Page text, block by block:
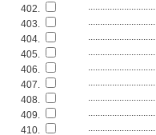
402.
............................
403.
............................
404.
............................
405.
............................
406.
............................
407.
............................
408.
............................
409.
............................
410.
............................